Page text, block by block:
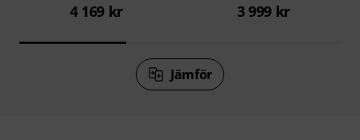
4 169 kr 3 999 kr
Jämför